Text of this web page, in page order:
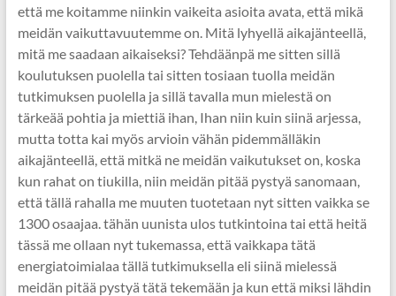
että me koitamme niinkin vaikeita asioita avata, että mikä
meidän vaikuttavuutemme on. Mitä lyhyellä aikajänteellä,
mitä me saadaan aikaiseksi? Tehdäänpä me sitten sillä
koulutuksen puolella tai sitten tosiaan tuolla meidän
tutkimuksen puolella ja sillä tavalla mun mielestä on
tärkeää pohtia ja miettiä ihan, Ihan niin kuin siinä arjessa,
mutta totta kai myös arvioin vähän pidemmälläkin
aikajänteellä, että mitkä ne meidän vaikutukset on, koska
kun rahat on tiukilla, niin meidän pitää pystyä sanomaan,
että tällä rahalla me muuten tuotetaan nyt sitten vaikka se
1300 osaajaa. tähän uunista ulos tutkintoina tai että heitä
tässä me ollaan nyt tukemassa, että vaikkapa tätä
energiatoimialaa tällä tutkimuksella eli siinä mielessä
meidän pitää pystyä tätä tekemään ja kun että miksi lähdin